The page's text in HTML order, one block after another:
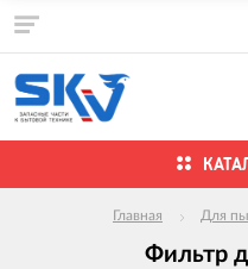
Главная Для
Фильтр